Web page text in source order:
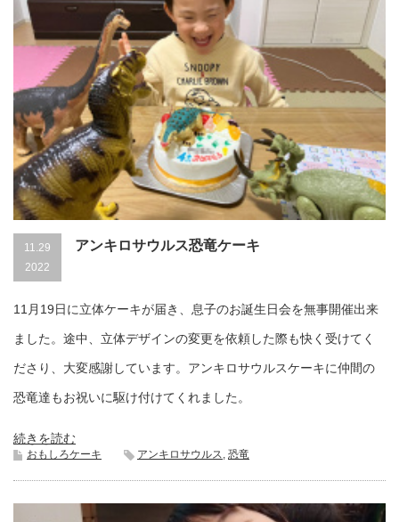
11.29
2022
アンキロサウルス恐竜ケーキ
11月19日に立体ケーキが届き、息子のお誕生日会を無事開催出来
ました。途中、立体デザインの変更を依頼した際も快く受けてく
ださり、大変感謝しています。アンキロサウルスケーキに仲間の
恐竜達もお祝いに駆け付けてくれました。
続きを読む
おもしろケーキ アンキロサウルス, 恐竜